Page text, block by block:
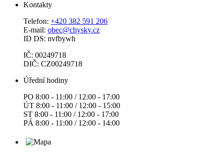
Kontakty
Telefon: +420 382 591 206
E-mail: obec@chysky.cz
ID DS: nvfbywh
IČ: 00249718
DIČ: CZ00249718
Úřední hodiny
PO 8:00 - 11:00 / 12:00 - 17:00
ÚT 8:00 - 11:00 / 12:00 - 15:00
ST 8:00 - 11:00 / 12:00 - 17:00
PÁ 8:00 - 11:00 / 12:00 - 14:00